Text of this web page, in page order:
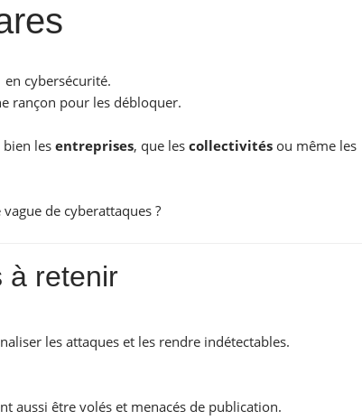
cybersécurité.
rançon pour les débloquer.
bien les entreprises, que les collectivités ou même les
de cyberattaques ?
à retenir
les attaques et les rendre indétectables.
aussi être volés et menacés de publication.